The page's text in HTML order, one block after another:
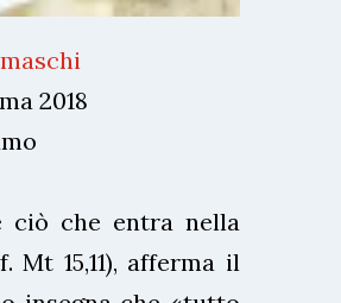
2018
ciò che entra nella
Mt 15,11), afferma il